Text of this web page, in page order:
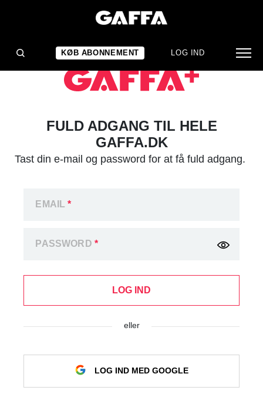
KØB ABONNEMENT LOG IND
FULD ADGANG TIL HELE
GAFFA.DK
Tast din e-mail og password for at få fuld adgang.
EMAIL*
PASSWORD *
LOG IND
eller
LOG IND MED GOOGLE